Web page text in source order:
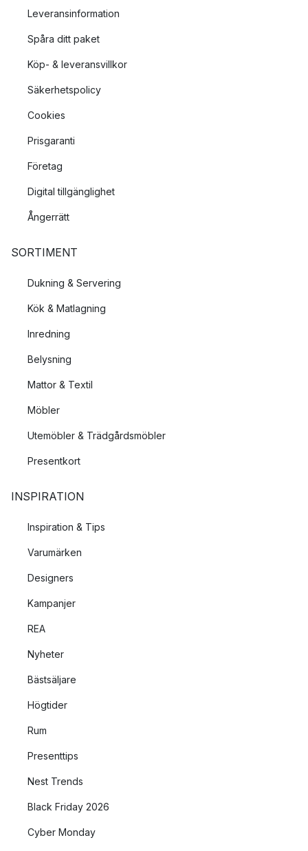
Leveransinformation
Spåra ditt paket
Köp- & leveransvillkor
Säkerhetspolicy
Cookies
Prisgaranti
Företag
Digital tillgänglighet
Ångerrätt
SORTIMENT
Dukning & Servering
Kök & Matlagning
Inredning
Belysning
Mattor & Textil
Möbler
Utemöbler & Trädgårdsmöbler
Presentkort
INSPIRATION
Inspiration & Tips
Varumärken
Designers
Kampanjer
REA
Nyheter
Bästsäljare
Högtider
Rum
Presenttips
Nest Trends
Black Friday 2026
Cyber Monday